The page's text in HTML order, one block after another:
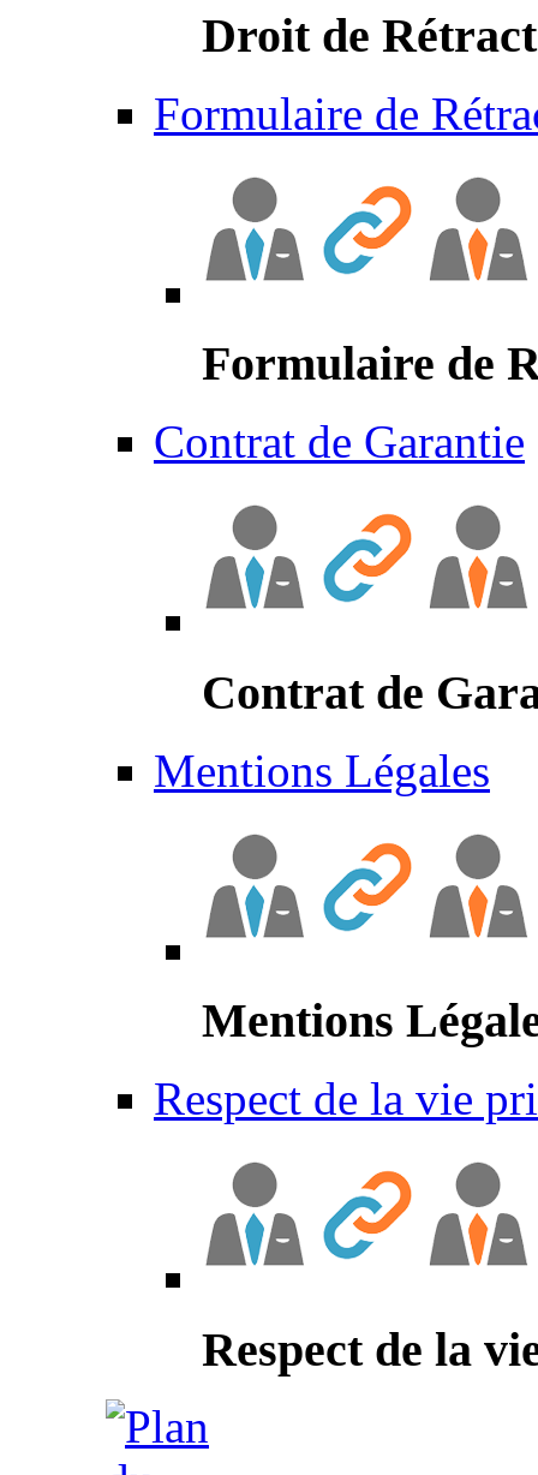
Droit de
Formulaire de
Formulaire de
Contrat de Garantie
Contrat de
Mentions Légales
Mentions
Respect de la vie
Respect de la